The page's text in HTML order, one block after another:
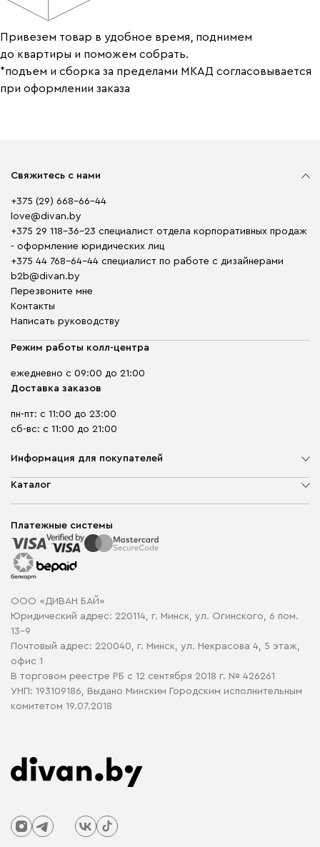
Привезем товар в удобное время, поднимем
до квартиры и поможем собрать.
*подъем и сборка за пределами МКАД согласовывается
при оформлении заказа
Свяжитесь с нами
+375 (29) 668-66-44
love@divan.by
+375 29 118-36-23 специалист отдела корпоративных продаж
- оформление юридических лиц
+375 44 768-64-44 специалист по работе с дизайнерами
b2b@divan.by
Перезвоните мне
Контакты
Написать руководству
Режим работы колл-центра
ежедневно с 09:00 до 21:00
Доставка заказов
пн-пт: с 11:00 до 23:00
сб-вс: с 11:00 до 21:00
Информация для покупателей
О компании
Способы оплаты
Рассрочка и кредит
Гарантия
Карта сайта
Политика конфиденциальности
Политика в отношении обработки cookie
Каталог
Корпусная мебель
Распродажа мебели
Платежные системы
ООО «ДИВАН БАЙ»
Юридический адрес: 220114, г. Минск, ул. Огинского, 6 пом.
13-9
Почтовый адрес: 220040, г. Минск, ул. Некрасова 4, 5 этаж,
офис 1
В торговом реестре РБ с 12 сентября 2018 г. № 426261
УНП: 193109186, Выдано Минским Городским исполнительным
комитетом 19.07.2018